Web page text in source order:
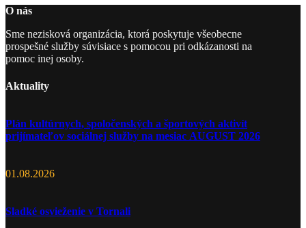
O nás
Sme nezisková organizácia, ktorá poskytuje všeobecne
prospešné služby súvisiace s pomocou pri odkázanosti na
pomoc inej osoby.
Aktuality
Plán kultúrnych, spoločenských a športových aktivít
prijímateľov sociálnej služby na mesiac AUGUST 2026
01.08.2026
Sladké osvieženie v Tornali